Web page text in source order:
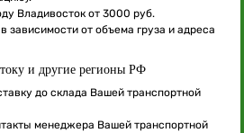
Владивосток от 3000 руб.
зависимости от объема груза и адреса
и другие регионы РФ
до склада Вашей транспортной
менеджера Вашей транспортной